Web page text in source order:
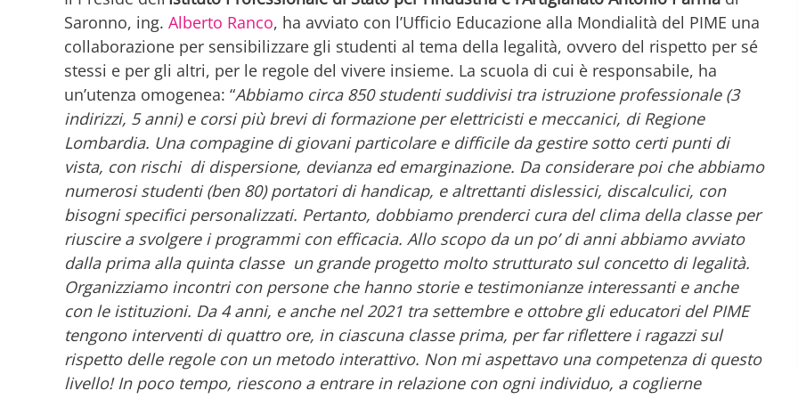
Saronno, ing. Alberto Ranco, ha avviato con l’Ufficio Educazione alla Mondialità del PIME una
collaborazione per sensibilizzare gli studenti al tema della legalità, ovvero del rispetto per sé
stessi e per gli altri, per le regole del vivere insieme. La scuola di cui è responsabile, ha
un’utenza omogenea: “Abbiamo circa 850 studenti suddivisi tra istruzione professionale (3
indirizzi, 5 anni) e corsi più brevi di formazione per elettricisti e meccanici, di Regione
Lombardia. Una compagine di giovani particolare e difficile da gestire sotto certi punti di
vista, con rischi di dispersione, devianza ed emarginazione. Da considerare poi che abbiamo
numerosi studenti (ben 80) portatori di handicap, e altrettanti dislessici, discalculici, con
bisogni specifici personalizzati. Pertanto, dobbiamo prenderci cura del clima della classe per
riuscire a svolgere i programmi con efficacia. Allo scopo da un po’ di anni abbiamo avviato
dalla prima alla quinta classe un grande progetto molto strutturato sul concetto di legalità.
Organizziamo incontri con persone che hanno storie e testimonianze interessanti e anche
con le istituzioni. Da 4 anni, e anche nel 2021 tra settembre e ottobre gli educatori del PIME
tengono interventi di quattro ore, in ciascuna classe prima, per far riflettere i ragazzi sul
rispetto delle regole con un metodo interattivo. Non mi aspettavo una competenza di questo
livello! In poco tempo, riescono a entrare in relazione con ogni individuo, a coglierne